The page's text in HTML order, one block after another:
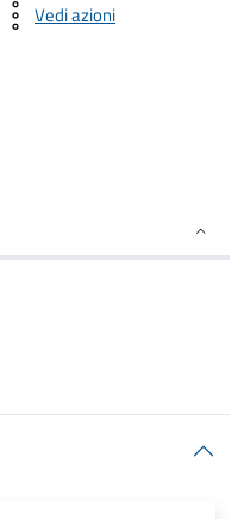
Vedi azioni